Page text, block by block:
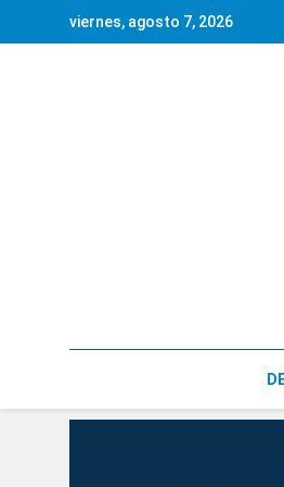
viernes, agosto 7, 2026